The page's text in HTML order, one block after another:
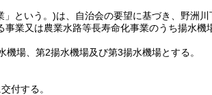
」という。)は、自治会の要望に基づき、野洲
業又は農業水路等長寿命化事業のうち揚水
場、第2揚水機場及び第3揚水機場とする。
付する。